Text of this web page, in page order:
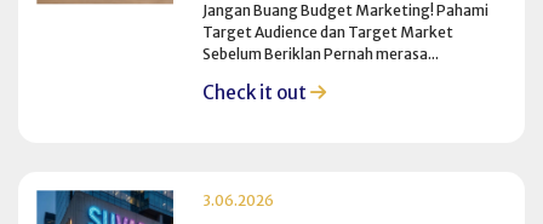
Jangan Buang Budget Marketing! Pahami
Target Audience dan Target Market
Sebelum Beriklan Pernah merasa...
Check it out
3.06.2026